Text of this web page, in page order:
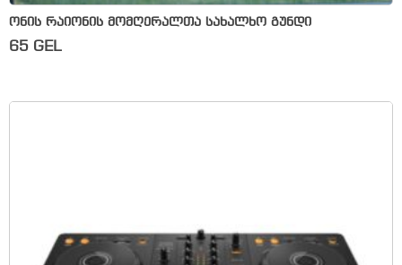
ონის რაიონის მომღერალთა სახალხო გუნდი
65 GEL